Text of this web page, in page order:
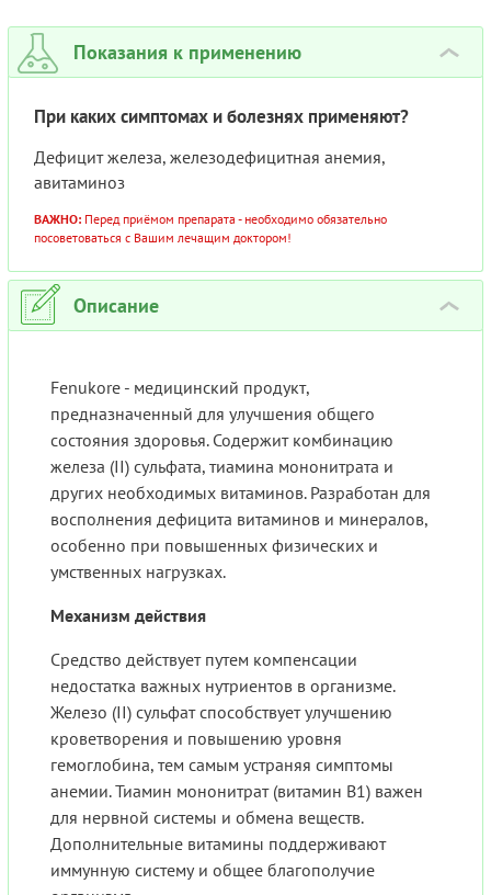
Показания к применению ›
При каких симптомах и болезнях применяют?
Дефицит железа, железодефицитная анемия,
авитаминоз
ВАЖНО: Перед приёмом препарата - необходимо обязательно
посоветоваться с Вашим лечащим доктором!
Описание ›
Fenukore - медицинский продукт,
предназначенный для улучшения общего
состояния здоровья. Содержит комбинацию
железа (II) сульфата, тиамина мононитрата и
других необходимых витаминов. Разработан для
восполнения дефицита витаминов и минералов,
особенно при повышенных физических и
умственных нагрузках.
Механизм действия
Средство действует путем компенсации
недостатка важных нутриентов в организме.
Железо (II) сульфат способствует улучшению
кроветворения и повышению уровня
гемоглобина, тем самым устраняя симптомы
анемии. Тиамин мононитрат (витамин B1) важен
для нервной системы и обмена веществ.
Дополнительные витамины поддерживают
иммунную систему и общее благополучие